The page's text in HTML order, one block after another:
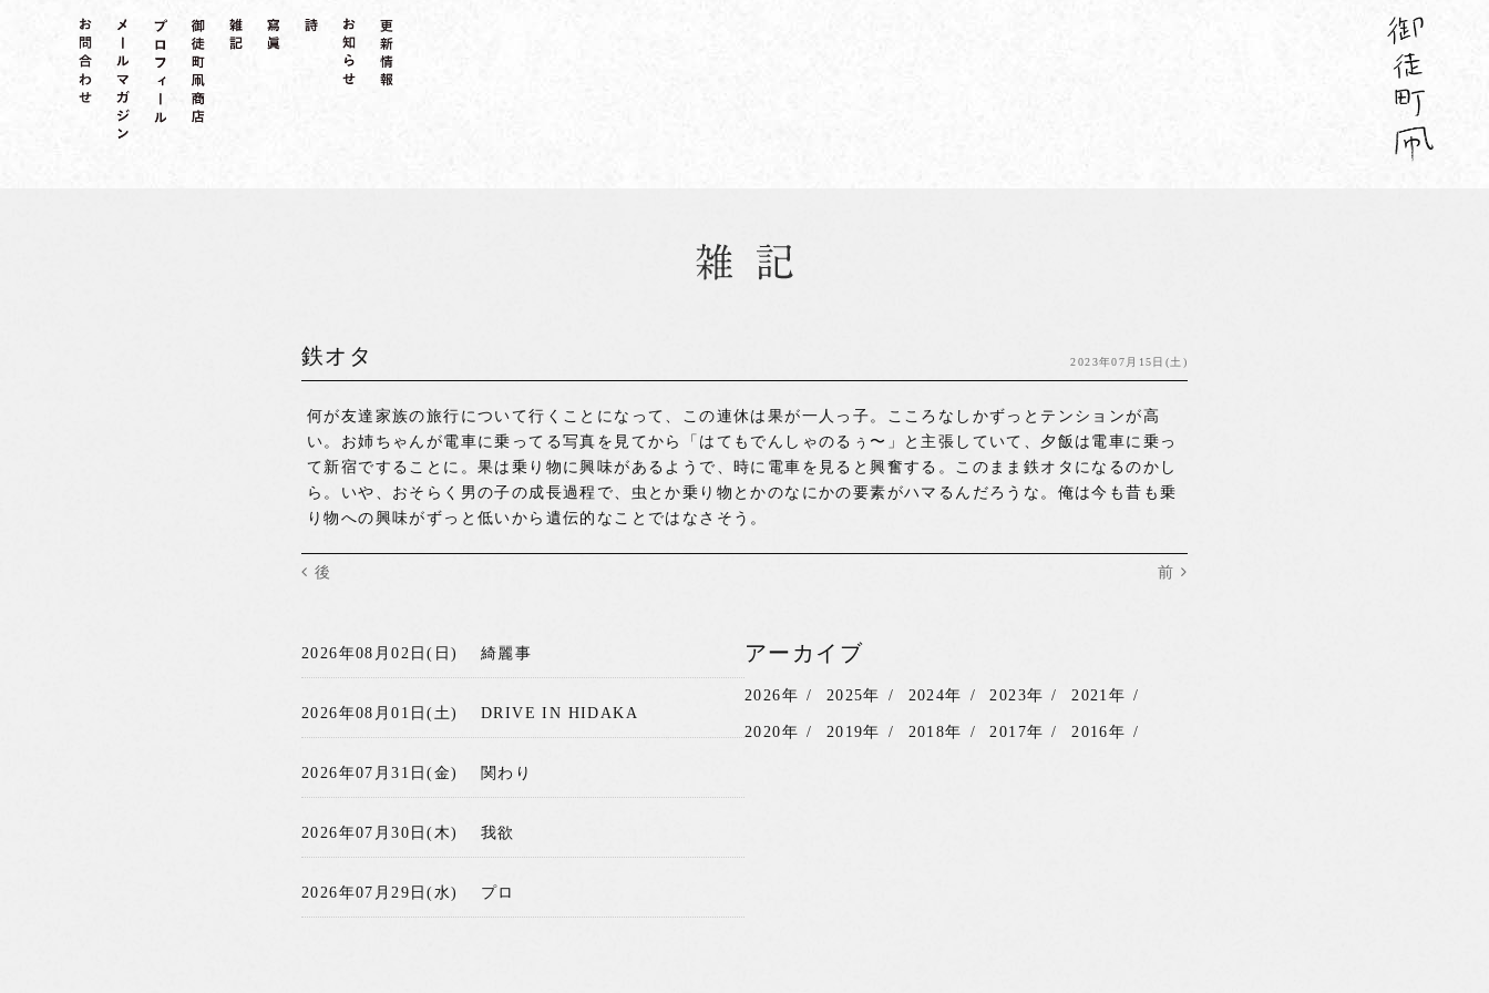
鉄オタ 2023年07月15日(土)
何が友達家族の旅行について行くことになって、この連休は果が一人っ子。こころなしかずっとテンションが高
い。お姉ちゃんが電車に乗ってる写真を見てから「はてもでんしゃのるぅ〜」と主張していて、夕飯は電車に乗っ
て新宿ですることに。果は乗り物に興味があるようで、時に電車を見ると興奮する。このまま鉄オタになるのかし
ら。いや、おそらく男の子の成長過程で、虫とか乗り物とかのなにかの要素がハマるんだろうな。俺は今も昔も乗
り物への興味がずっと低いから遺伝的なことではなさそう。
後 前
2026年08月02日(日) 綺麗事
2026年08月01日(土) DRIVE IN HIDAKA
2026年07月31日(金) 関わり
2026年07月30日(木) 我欲
2026年07月29日(水) プロ
アーカイブ
2026年 2025年 2024年 2023年 2021年
2020年 2019年 2018年 2017年 2016年